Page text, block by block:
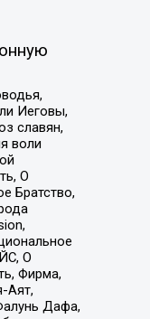
Иеговы,
славян,
воли
О
Братство,
О
Фирма,
Аят,
Дафа,